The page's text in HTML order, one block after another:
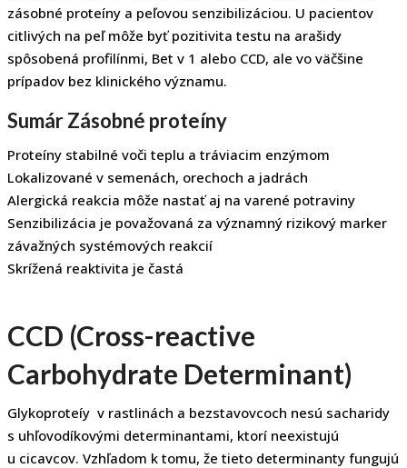
zásobné proteíny a peľovou senzibilizáciou. U pacientov
citlivých na peľ môže byť pozitivita testu na arašidy
spôsobená profilínmi, Bet v 1 alebo CCD, ale vo väčšine
prípadov bez klinického významu.
Sumár Zásobné proteíny
Proteíny stabilné voči teplu a tráviacim enzýmom
Lokalizované v semenách, orechoch a jadrách
Alergická reakcia môže nastať aj na varené potraviny
Senzibilizácia je považovaná za významný rizikový marker
závažných systémových reakcií
Skrížená reaktivita je častá
CCD (Cross-reactive
Carbohydrate Determinant)
Glykoproteíy v rastlinách a bezstavovcoch nesú sacharidy
s uhľovodíkovými determinantami, ktorí neexistujú
u cicavcov. Vzhľadom k tomu, že tieto determinanty fungujú